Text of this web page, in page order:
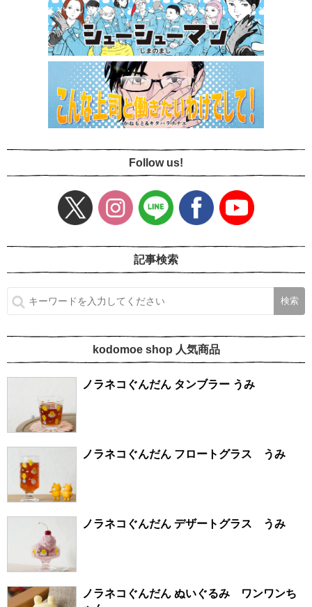
Follow us!
記事検索
kodomoe shop 人気商品
ノラネコぐんだん タンブラー うみ
ノラネコぐんだん フロートグラス うみ
ノラネコぐんだん デザートグラス うみ
ノラネコぐんだん ぬいぐるみ ワンワンち